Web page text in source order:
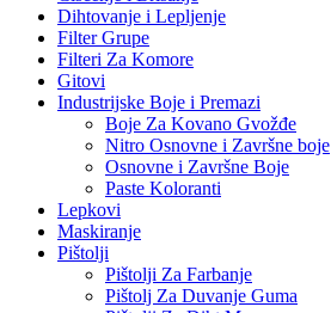
Dihtovanje i Lepljenje
Filter Grupe
Filteri Za Komore
Gitovi
Industrijske Boje i Premazi
Boje Za Kovano Gvožđe
Nitro Osnovne i Završne boje
Osnovne i Završne Boje
Paste Koloranti
Lepkovi
Maskiranje
Pištolji
Pištolji Za Farbanje
Pištolj Za Duvanje Guma